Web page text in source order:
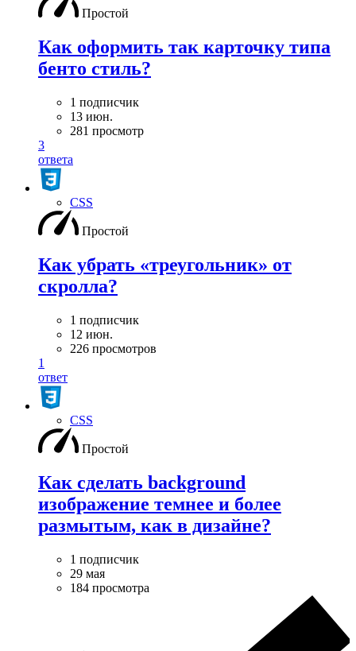
Простой
Как оформить так карточку типа
бенто стиль?
1 подписчик
13 июн.
281 просмотр
3
ответа
CSS
Простой
Как убрать «треугольник» от
скролла?
1 подписчик
12 июн.
226 просмотров
1
ответ
CSS
Простой
Как сделать background
изображение темнее и более
размытым, как в дизайне?
1 подписчик
29 мая
184 просмотра